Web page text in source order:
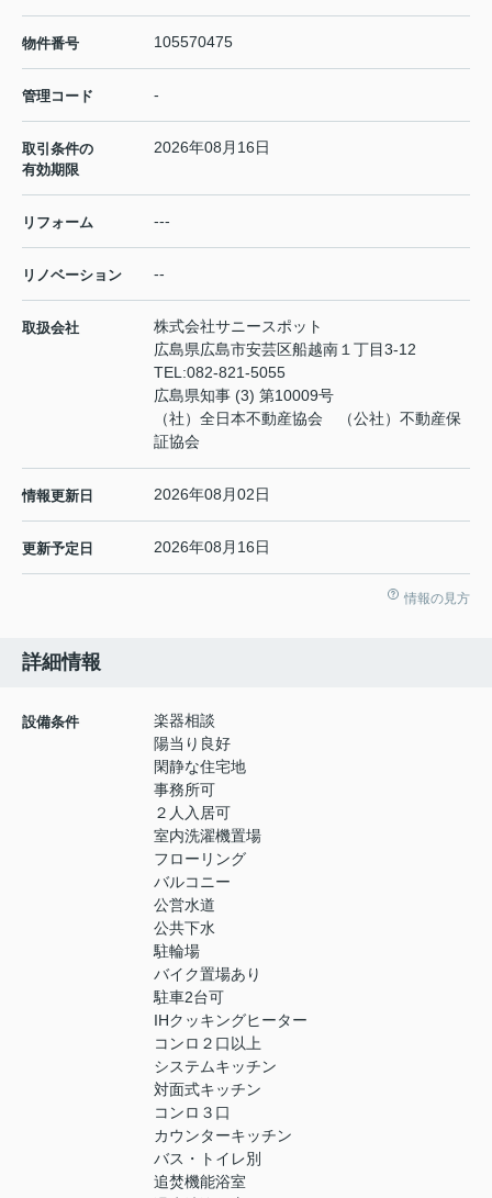
物件番号 105570475
管理コード -
取引条件の
有効期限
2026年08月16日
リフォーム ---
リノベーション --
取扱会社
株式会社サニースポット
広島県広島市安芸区船越南１丁目3-12
TEL:082-821-5055
広島県知事 (3) 第10009号
（社）全日本不動産協会 （公社）不動産保
証協会
情報更新日 2026年08月02日
更新予定日 2026年08月16日
情報の見方
詳細情報
設備条件
楽器相談
陽当り良好
閑静な住宅地
事務所可
２人入居可
室内洗濯機置場
フローリング
バルコニー
公営水道
公共下水
駐輪場
バイク置場あり
駐車2台可
IHクッキングヒーター
コンロ２口以上
システムキッチン
対面式キッチン
コンロ３口
カウンターキッチン
バス・トイレ別
追焚機能浴室